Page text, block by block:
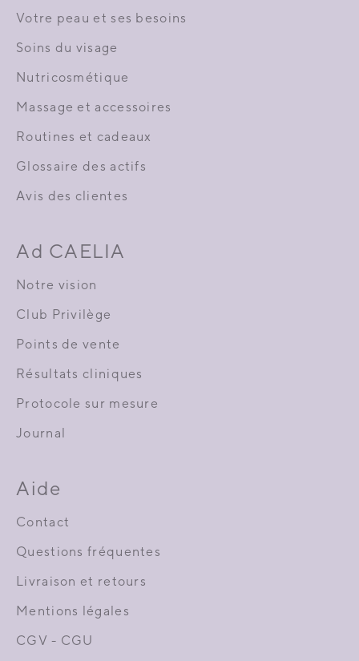
Votre peau et ses besoins
Soins du visage
Nutricosmétique
Massage et accessoires
Routines et cadeaux
Glossaire des actifs
Avis des clientes
Ad CAELIA
Notre vision
Club Privilège
Points de vente
Résultats cliniques
Protocole sur mesure
Journal
Aide
Contact
Questions fréquentes
Livraison et retours
Mentions légales
CGV - CGU